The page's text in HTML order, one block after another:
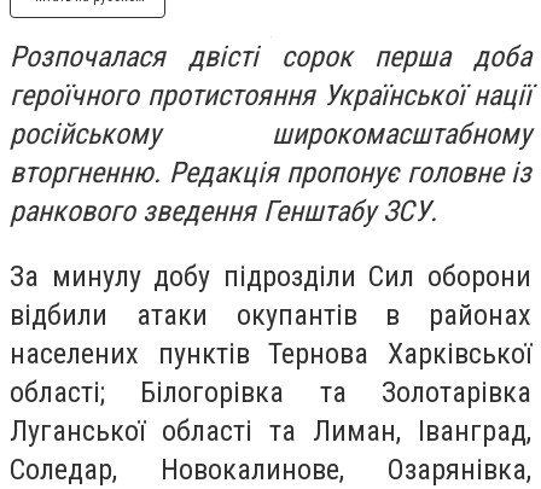
Розпочалася двісті сорок перша доба
героїчного протистояння Української нації
російському широкомасштабному
вторгненню. Редакція пропонує головне із
ранкового зведення Генштабу ЗСУ.
За минулу добу підрозділи Сил оборони
відбили атаки окупантів в районах
населених пунктів Тернова Харківської
області; Білогорівка та Золотарівка
Луганської області та Лиман, Іванград,
Соледар, Новокалинове, Озарянівка,